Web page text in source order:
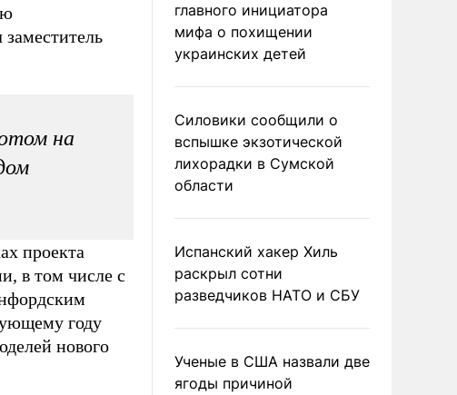
на
проекта
в том числе с
году
нового
главного инициатора
мифа о похищении
украинских детей
Силовики сообщили о
вспышке экзотической
лихорадки в Сумской
области
Испанский хакер Хиль
раскрыл сотни
разведчиков НАТО и СБУ
Ученые в США назвали две
ягоды причиной